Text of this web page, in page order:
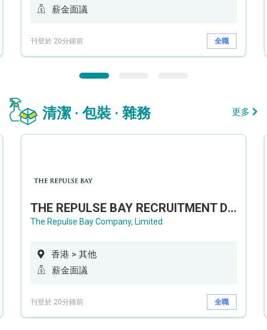
薪金面議
刊登於 20分鐘前 全職
清潔 · 包裝 · 雜務 更多
THE REPULSE BAY RECRUITMENT DAY 淺水灣影灣園人才招聘會
The Repulse Bay Company, Limited
香港 > 其他
薪金面議
刊登於 20分鐘前 全職